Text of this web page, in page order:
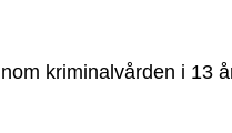
kriminalvården i 13